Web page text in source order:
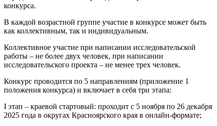
конкурса.
В каждой возрастной группе участие в конкурсе может быть
как коллективным, так и индивидуальным.
Коллективное участие при написании исследовательской
работы – не более двух человек, при написании
исследовательского проекта – не менее трех человек.
Конкурс проводится по 5 направлениям (приложение 1
положения конкурса) и включает в себя три этапа:
I этап – краевой стартовый: проходит с 5 ноября по 26 декабря
2025 года в округах Красноярского края в онлайн-формате;